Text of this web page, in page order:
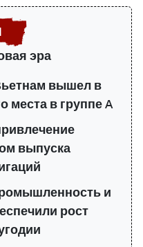
эра
вышел в
места в группе A
выпуска
и
рост